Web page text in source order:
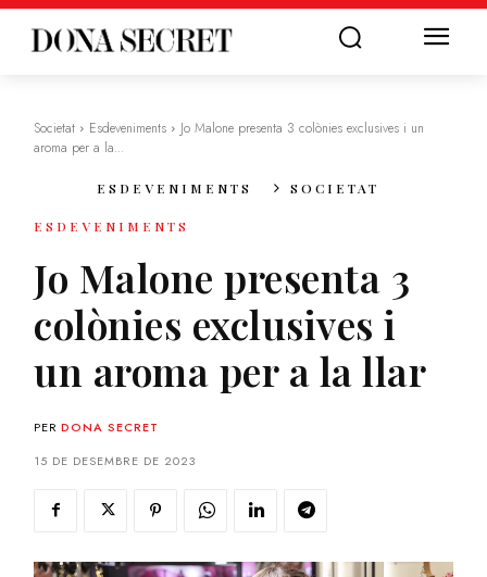
Societat Esdeveniments
Jo Malone presenta 3 colònies exclusives i un
aroma per a la...
ESDEVENIMENTS SOCIETAT
ESDEVENIMENTS
Jo Malone presenta 3
colònies exclusives i
un aroma per a la llar
PER DONA SECRET
15 DE DESEMBRE DE 2023